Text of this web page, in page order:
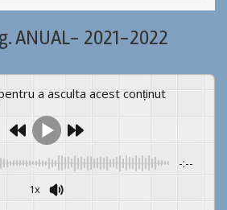
ANUAL- 2021-2022
a asculta acest conținut
-:--
1x